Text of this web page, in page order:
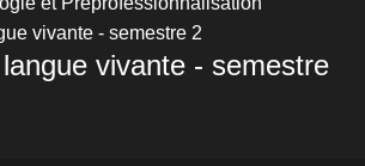
vivante - semestre 2
vivante - semestre